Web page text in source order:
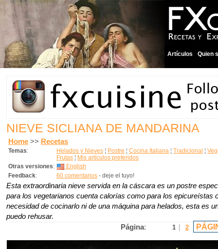
Artículos Quien
NIEVE SICLIANA DE MANDARINA
Home >> Recetas
Temas: Helados y Nieves ¦ Postre ¦ Cocina Italiana ¦ Tradicional ¦
Frutas ¦ Mis artículos preferidos
Otras versiones:
English
Feedback: 60 comentarios - deje el tuyo!
Esta extraordinaria nieve servida en la cáscara es un postre
para los vegetarianos cuenta calorías como para los epicureístas
necesidad de cocinarlo ni de una máquina para helados, esta es
puedo rehusar.
Página: 1 2